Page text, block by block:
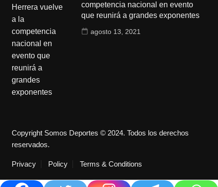
competencia nacional en evento
que reunirá a grandes exponentes
agosto 13, 2021
Copyright Somos Deportes © 2024. Todos los derechos
reservados.
Privacy Policy Terms & Conditions